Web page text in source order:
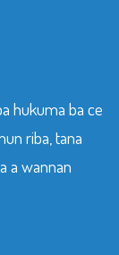
hukuma ba ce
riba, tana
a wannan